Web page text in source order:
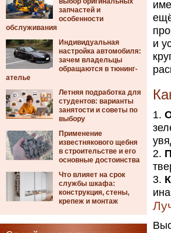
запчастей и
особенности
обслуживания
Индивидуальная
настройка автомобиля:
зачем владельцы
обращаются в тюнинг-
ателье
Летняя подработка для
студентов: варианты
занятости и советы по
выбору
Применение
известнякового щебня
в строительстве и его
основные достоинства
Что влияет на срок
службы шкафа:
конструкция, стены,
крепеж и монтаж
и